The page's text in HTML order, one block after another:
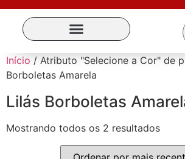
Início / Atributo "Selecione a Cor" de
Borboletas Amarela
Lilás Borboletas
Mostrando todos os 2 resultados